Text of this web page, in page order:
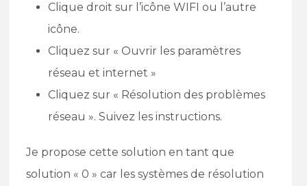
Clique droit sur l’icône WIFI ou l’autre
icône.
Cliquez sur « Ouvrir les paramètres
réseau et internet »
Cliquez sur « Résolution des problèmes
réseau ». Suivez les instructions.
Je propose cette solution en tant que
solution « 0 » car les systèmes de résolution